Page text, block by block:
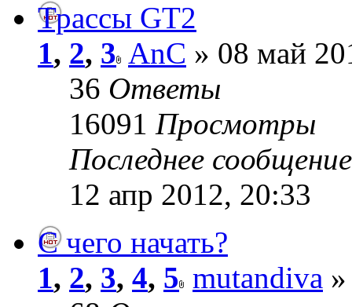
Трассы GT2
1, 2, 3 AnC » 08 май
36 Ответы
16091 Просмотры
Последнее
12 апр 2012, 20:33
C чего начать?
1, 2, 3, 4, 5 mutandiva